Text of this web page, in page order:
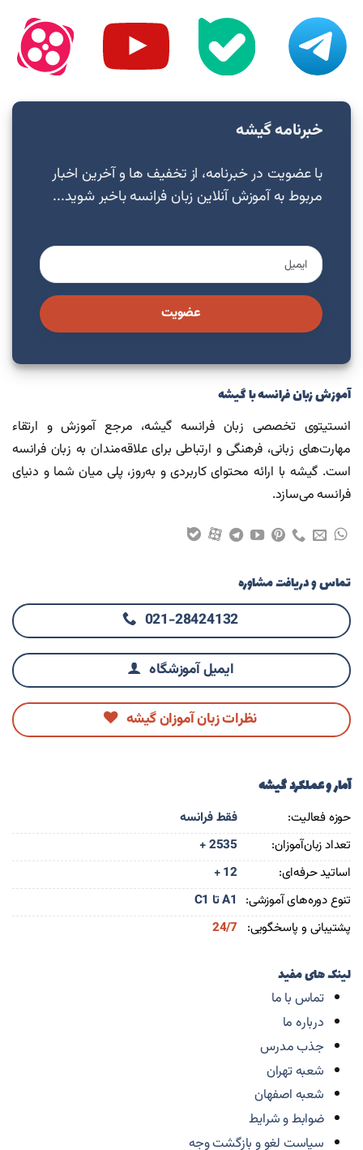
خبرنامه گیشه
با عضویت در خبرنامه، از تخفیف ها و آخرین اخبار
مربوط به آموزش آنلاین زبان فرانسه باخبر شوید...
عضویت
آموزش زبان فرانسه با گیشه
انستیتوی تخصصی زبان فرانسه گیشه، مرجع آموزش و ارتقاء
مهارت‌های زبانی، فرهنگی و ارتباطی برای علاقه‌مندان به زبان فرانسه
است. گیشه با ارائه محتوای کاربردی و به‌روز، پلی میان شما و دنیای
فرانسه می‌سازد.
تماس و دریافت مشاوره
021-28424132
ایمیل آموزشگاه
نظرات زبان آموزان گیشه
لینک های مفید
تماس با ما
درباره ما
جذب مدرس
شعبه تهران
شعبه اصفهان
ضوابط و شرایط
سیاست لغو و بازگشت وجه
آمار و عملکرد گیشه
حوزه فعالیت:
فقط فرانسه
تعداد زبان‌آموزان:
+ 2535
اساتید حرفه‌ای:
+ 12
تنوع دوره‌های آموزشی: A1 تا C1
پشتیبانی و پاسخگویی: 24/7